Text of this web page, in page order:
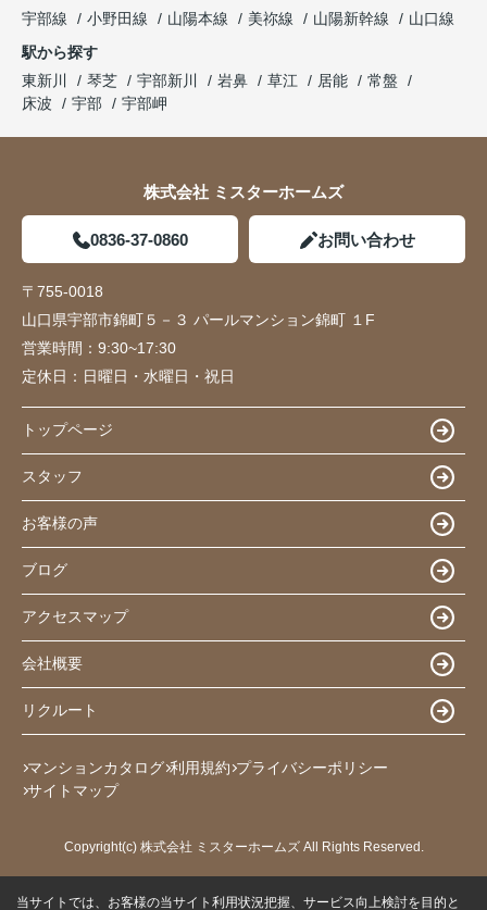
宇部線
小野田線 山陽本線 美祢線 山陽新幹線
山口線
駅から探す
東新川
琴芝 宇部新川 岩鼻 草江 居能
常盤
床波
宇部 宇部岬
株式会社 ミスターホームズ
0836-37-0860 お問い合わせ
〒755-0018
山口県宇部市錦町５－３ パールマンション錦町 １F
営業時間： 9:30~17:30
定休日： 日曜日・水曜日・祝日
トップページ
スタッフ
お客様の声
ブログ
アクセスマップ
会社概要
リクルート
マンションカタログ 利用規約 プライバシーポリシー
サイトマップ
Copyright(c) 株式会社 ミスターホームズ All Rights Reserved.
当サイトでは、お客様の当サイト利用状況把握、サービス向上検討を目的と